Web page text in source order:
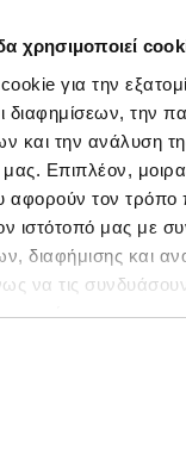
χρησιμοποιεί
για την
διαφημίσεων, την
και την ανάλυση
μας. Επιπλέον,
αφορούν τον τρόπο
ιστότοπό μας με
διαφήμισης και
να τις
έχετε
HOT OFFER